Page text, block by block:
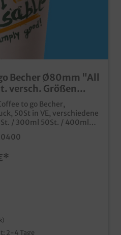
Ø80mm "All
versch. Größen
to go Becher,
50St in VE, verschiedene
/ 300ml 50St. / 400ml
Mehrwegbecher
Neutraldruck
separat zu
Kunststoffmaterial
2-4 Tage